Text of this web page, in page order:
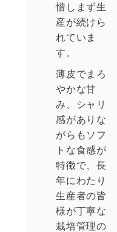
惜しまず生
産が続けら
れていま
す。
薄皮でまろ
やかな甘
み、シャリ
感がありな
がらもソフ
トな食感が
特徴で、長
年にわたり
生産者の皆
様が丁寧な
栽培管理の